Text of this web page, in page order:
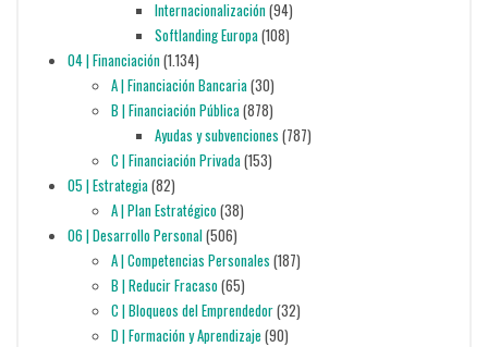
Internacionalización(94)
Softlanding Europa(108)
04 | Financiación(1.134)
A | Financiación Bancaria(30)
B | Financiación Pública(878)
Ayudas y subvenciones (787)
C | Financiación Privada(153)
05 | Estrategia(82)
A | Plan Estratégico(38)
06 | Desarrollo Personal(506)
A | Competencias Personales (187)
B | Reducir Fracaso(65)
C | Bloqueos del Emprendedor(32)
D | Formación y Aprendizaje (90)